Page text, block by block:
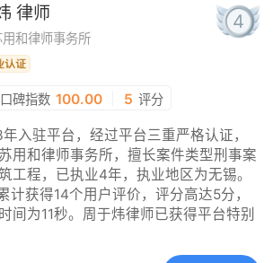
律师
用和律师事务所
4
口碑指数 100.00 5 评分
入驻平台，经过平台三重严格认证，
用和律师事务所，擅长案件类型刑事案
工程，已执业4年，执业地区为无锡。
计获得14个用户评价，评分高达5分，
间为11秒。周于炜律师已获得平台特别